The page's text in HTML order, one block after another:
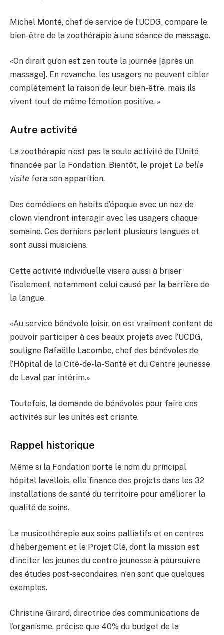
Michel Monté, chef de service de l’UCDG, compare le
bien-être de la zoothérapie à une séance de massage.
«On dirait qu’on est zen toute la journée [après un
massage]. En revanche, les usagers ne peuvent cibler
complètement la raison de leur bien-être, mais ils
vivent tout de même l’émotion positive. »
Autre activité
La zoothérapie n’est pas la seule activité de l’Unité
financée par la Fondation. Bientôt, le projet La belle
visite fera son apparition.
Des comédiens en habits d’époque avec un nez de
clown viendront interagir avec les usagers chaque
semaine. Ces derniers parlent plusieurs langues et
sont aussi musiciens.
Cette activité individuelle visera aussi à briser
l’isolement, notamment celui causé par la barrière de
la langue.
«Au service bénévole loisir, on est vraiment content de
pouvoir participer à ces beaux projets avec l’UCDG,
souligne Rafaëlle Lacombe, chef des bénévoles de
l’Hôpital de la Cité-de-la-Santé et du Centre jeunesse
de Laval par intérim.»
Toutefois, la demande de bénévoles pour faire ces
activités sur les unités est criante.
Rappel historique
Même si la Fondation porte le nom du principal
hôpital lavallois, elle finance des projets dans les 32
installations de santé du territoire pour améliorer la
qualité de soins.
La musicothérapie aux soins palliatifs et en centres
d’hébergement et le Projet Clé, dont la mission est
d’inciter les jeunes du centre jeunesse à poursuivre
des études post-secondaires, n’en sont que quelques
exemples.
Christine Girard, directrice des communications de
l’organisme, précise que 40% du budget de la